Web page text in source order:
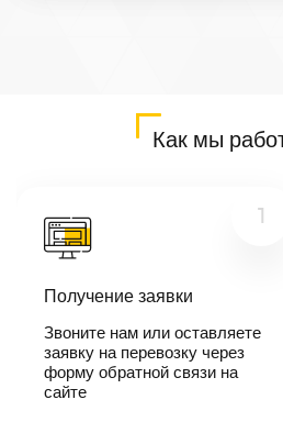
менеджер-
свяжется с
вами,
согласует
детали
автоперевозки,
Как мы
1
Получение заявки
Звоните нам или оставляете
заявку на перевозку через
форму обратной связи на
сайте